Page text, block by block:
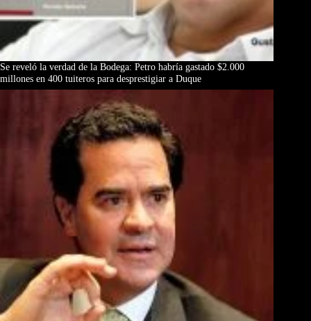
Se reveló la verdad de la Bodega: Petro habría gastado $2.000
millones en 400 tuiteros para desprestigiar a Duque